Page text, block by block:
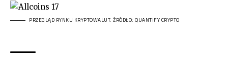
PRZEGLĄD RYNKU KRYPTOWALUT. ŹRÓDŁO: QUANTIFY CRYPTO